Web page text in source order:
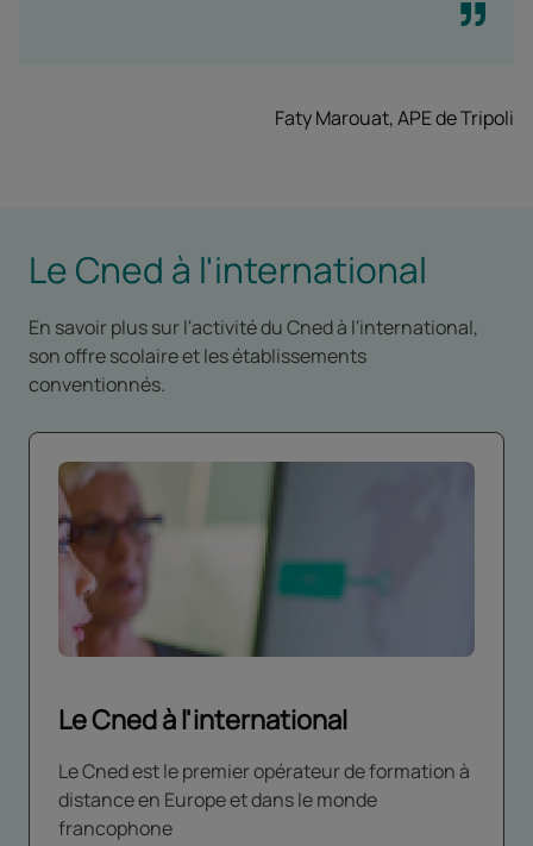
Faty Marouat, APE de Tripoli
Le Cned à l'international
En savoir plus sur l'activité du Cned à l'international,
son offre scolaire et les établissements
conventionnés.
Le Cned à l'international
Le Cned est le premier opérateur de formation à
distance en Europe et dans le monde
francophone